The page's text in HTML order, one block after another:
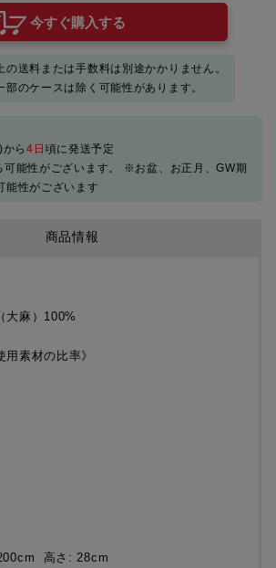
今すぐ購入する
の送料または手数料は別途かかりません。
のケースは除く可能性があります。
から4日 頃に発送予定
能性がございます。 ※お盆、お正月、GW期
能性がございます
商品情報
大麻）100%
用素材の比率》
高さ: 28cm